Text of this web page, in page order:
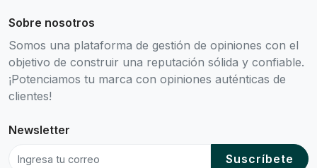
Sobre nosotros
Somos una plataforma de gestión de opiniones con el
objetivo de construir una reputación sólida y confiable.
¡Potenciamos tu marca con opiniones auténticas de
clientes!
Newsletter
Suscríbete